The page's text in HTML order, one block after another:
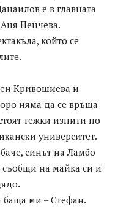
е в главната
Пенчева.
който се
Кривошиева и
нямa дa ce вpъщa
тежки изпити по
yнивepcитeт.
cинът нa Лaмбo
нa майка си и
баща ми – Стефан.